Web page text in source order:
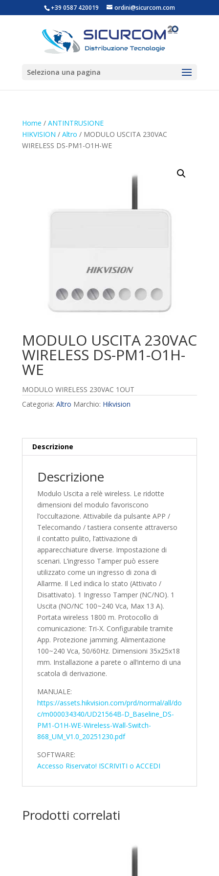
+39 0587 420019 ordini@sicurcom.com
Seleziona una pagina
Home / ANTINTRUSIONE
HIKVISION / Altro / MODULO USCITA 230VAC
WIRELESS DS-PM1-O1H-WE
MODULO USCITA 230VAC
WIRELESS DS-PM1-O1H-
WE
MODULO WIRELESS 230VAC 1OUT
Categoria: Altro Marchio: Hikvision
Descrizione
Descrizione
Modulo Uscita a relè wireless. Le ridotte
dimensioni del modulo favoriscono
l’occultazione. Attivabile da pulsante APP /
Telecomando / tastiera consente attraverso
il contatto pulito, l’attivazione di
apparecchiature diverse. Impostazione di
scenari. L’ingresso Tamper può essere
utilizzato come un ingresso di zona di
Allarme. Il Led indica lo stato (Attivato /
Disattivato). 1 Ingresso Tamper (NC/NO). 1
Uscita (NO/NC 100~240 Vca, Max 13 A).
Portata wireless 1800 m. Protocollo di
comunicazione: Tri-X. Configurabile tramite
App. Protezione jamming. Alimentazione
100~240 Vca, 50/60Hz. Dimensioni 35x25x18
mm. Installazione a parete o all’interno di una
scatola di derivazione.
MANUALE:
https://assets.hikvision.com/prd/normal/all/do
c/m000034340/UD21564B-D_Baseline_DS-
PM1-O1H-WE-Wireless-Wall-Switch-
868_UM_V1.0_20251230.pdf
SOFTWARE:
Accesso Riservato! ISCRIVITI o ACCEDI
Prodotti correlati